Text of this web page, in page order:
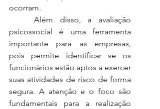
ocorram.
psicossocial é uma ferramenta
importante para as empresas,
pois permite identificar se os
funcionários estão aptos a exercer
suas atividades de risco de forma
segura. A atenção e o foco são
fundamentais para a realização